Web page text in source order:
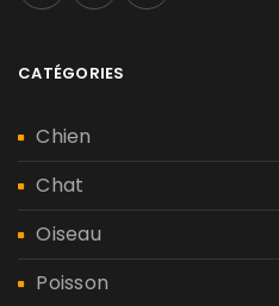
CATÉGORIES
Chien
Chat
Oiseau
Poisson